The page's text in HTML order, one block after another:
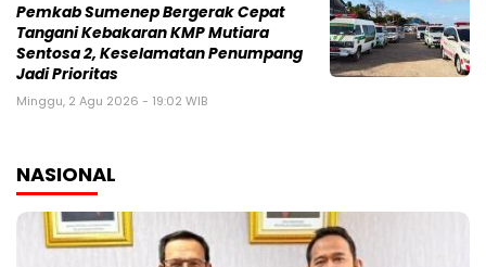
Pemkab Sumenep Bergerak Cepat
Tangani Kebakaran KMP Mutiara
Sentosa 2, Keselamatan Penumpang
Jadi Prioritas
Minggu, 2 Agu 2026 - 19:02 WIB
NASIONAL